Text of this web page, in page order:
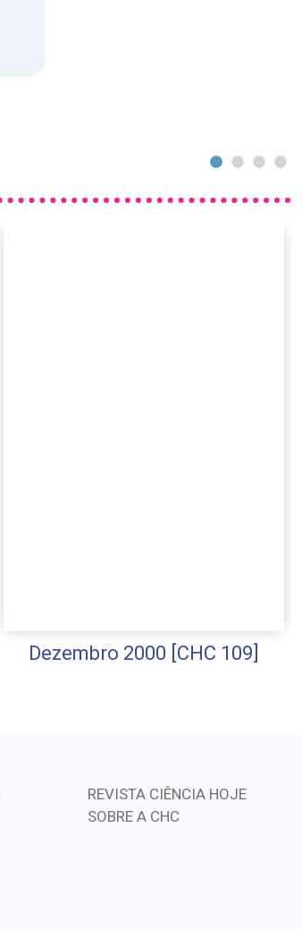
Dezembro 2000 [CHC 109]
REVISTA CIÊNCIA HOJE
SOBRE A CHC